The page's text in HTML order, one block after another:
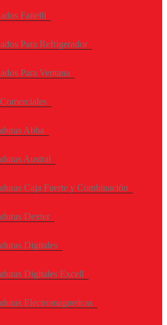
Faitelli
Para Refrigerador
Para Ventana
Abba
Austral
Caja Fuerte y Combinación
Dexter
Digitales
Digitales Excell
Electromagneticas